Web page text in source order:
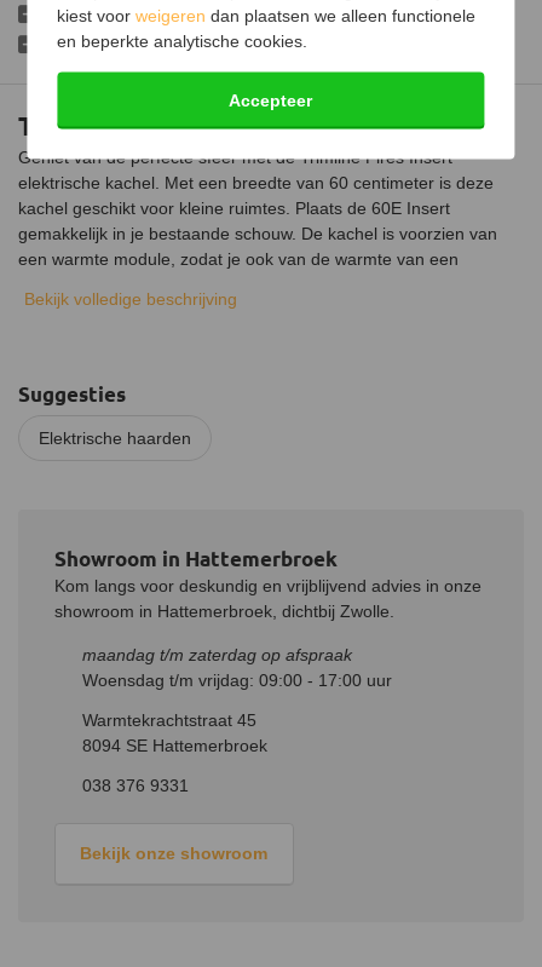
Trimline Fires 60E Insert
Geniet van de perfecte sfeer met de Trimline Fires Insert
elektrische kachel. Met een breedte van 60 centimeter is deze
kachel geschikt voor kleine ruimtes. Plaats de 60E Insert
gemakkelijk in je bestaande schouw. De kachel is voorzien van
een warmte module, zodat je ook van de warmte van een
installeert. Zo kun je de kachel gemakkelijk in je bestaande open
haard plaatsen of inbouwen in een meubel. De kachel is overal in
afstandbediening gebruiken, zo verander je gemakkelijk de
warmteafgifte en het vuurbeeld van de kachel. Of gebruik de
handmatige bedieningsknoppen die zich bevinden aan de
timer instellen om de kachel automatisch aan en uit te zetten. Ook
kun je kiezen uit 7 verschillende vlambeelden.
Bekijk volledige beschrijving
Niet standaard voorzien van anti-reflectie glas
Niet voorzien van geluidsmodule
Suggesties
Elektrische haarden
Showroom in Hattemerbroek
Kom langs voor deskundig en vrijblijvend advies in onze
showroom in Hattemerbroek, dichtbij Zwolle.
maandag t/m zaterdag op afspraak
Woensdag t/m vrijdag: 09:00 - 17:00 uur
Warmtekrachtstraat 45
8094 SE Hattemerbroek
038 376 9331
Bekijk onze showroom
kiest voorweigeren dan plaatsen we alleen functionele
en beperkte analytische cookies.
Accepteer